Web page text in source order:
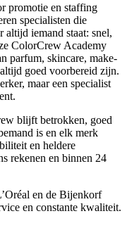
promotie en staffing
specialisten die
altijd iemand staat: snel,
ColorCrew Academy
parfum, skincare, make-
goed voorbereid zijn.
maar een specialist
blijft betrokken, goed
is en elk merk
en heldere
rekenen en binnen 24
en de Bijenkorf
en constante kwaliteit.